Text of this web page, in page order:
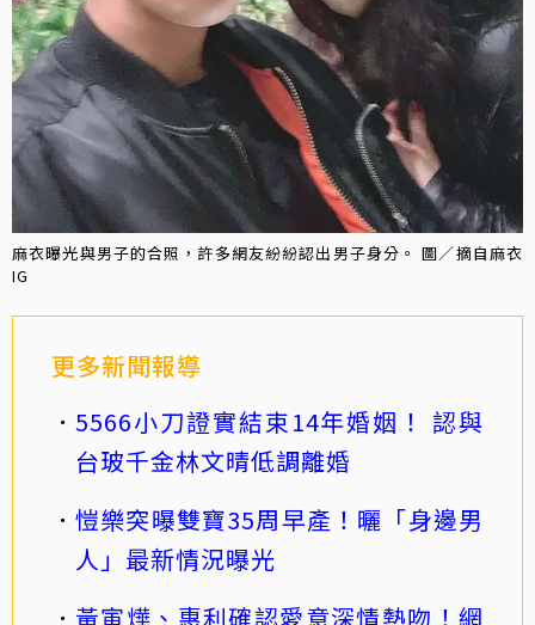
麻衣曝光與男子的合照，許多網友紛紛認出男子身分。 圖／摘自麻衣
IG
更多新聞報導
5566小刀證實結束14年婚姻！ 認與
台玻千金林文晴低調離婚
愷樂突曝雙寶35周早產！曬「身邊男
人」最新情況曝光
黃寅燁、惠利確認愛意深情熱吻！網